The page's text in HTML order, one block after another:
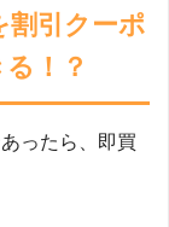
引クーポ
！？
ったら、即買